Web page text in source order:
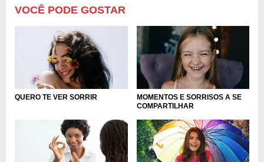
VOCÊ PODE GOSTAR
QUERO TE VER SORRIR
MOMENTOS E SORRISOS A SE
COMPARTILHAR